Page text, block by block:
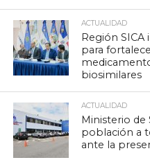
ACTUALIDAD
Región
para
biosimilares
ACTUALIDAD
Ministerio de
población a
ante la